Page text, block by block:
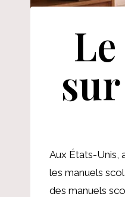
Aux États-Unis,
les manuels
des manuels